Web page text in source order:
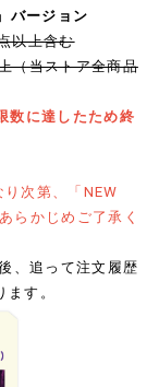
バージョン
以上含む
（当ストア全商品
数に達したため終
次第、「NEW
らかじめご了承く
、追って注文履歴
す。